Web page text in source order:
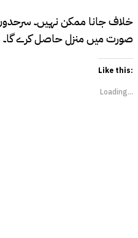
خلاف جانا ممکن نہیں۔
صورت میں منزل حاصل کرے گا۔
Like this:
Loading...